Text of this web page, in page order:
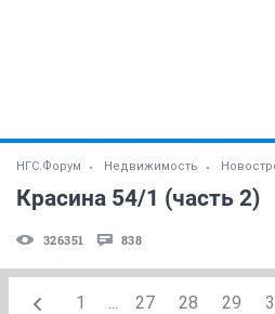
НГС.Форум Недвижимость
Красина 54/1 (часть 2)
326351 838
1 ... 27 28 29